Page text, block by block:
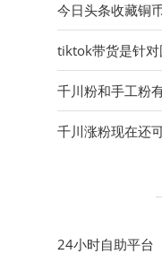
今日头条收藏铜
tiktok带货是针对
千川粉和手工粉
千川涨粉现在还
24小时自助平台